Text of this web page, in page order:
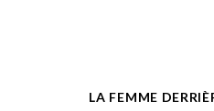
LA FEMME